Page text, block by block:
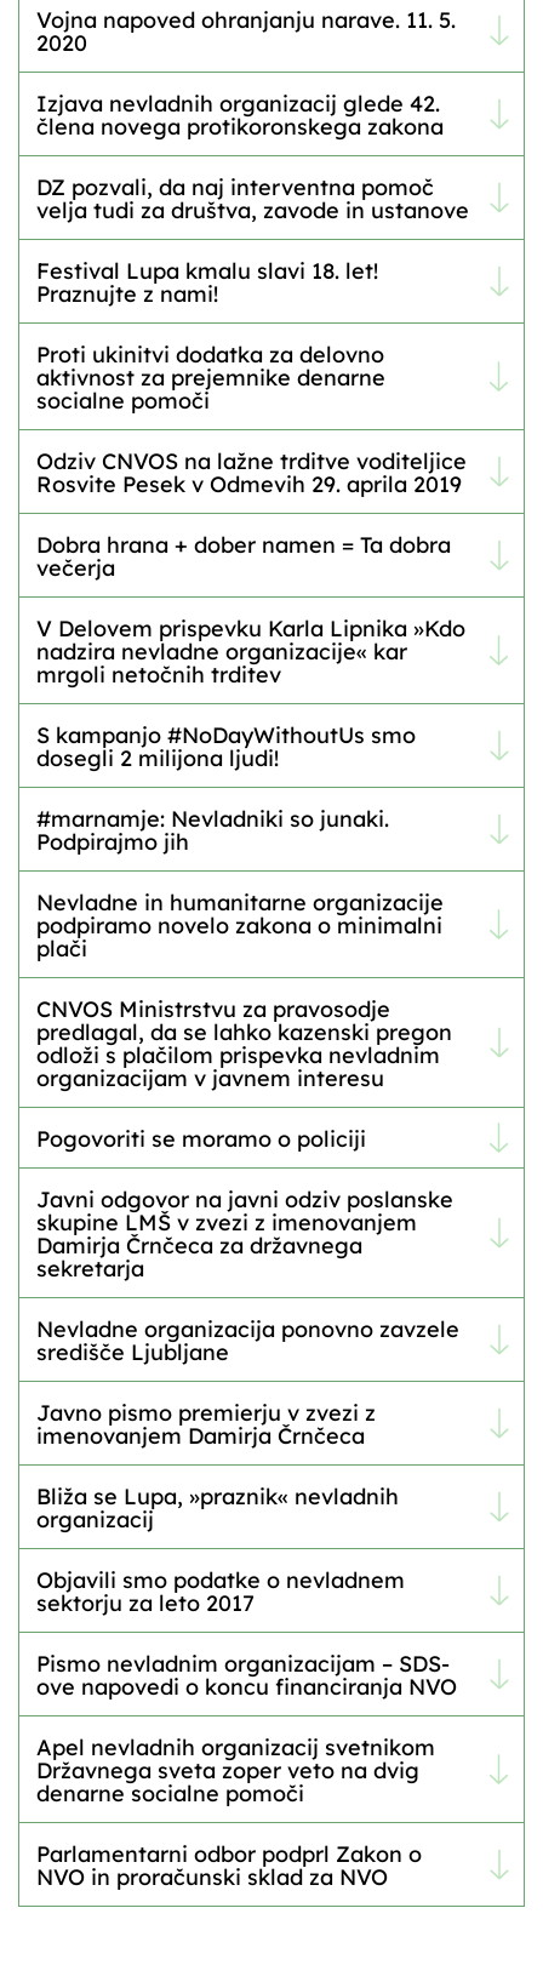
Vojna napoved ohranjanju narave. 11. 5.
2020
Izjava nevladnih organizacij glede 42.
člena novega protikoronskega zakona
DZ pozvali, da naj interventna pomoč
velja tudi za društva, zavode in ustanove
Festival Lupa kmalu slavi 18. let!
Praznujte z nami!
Proti ukinitvi dodatka za delovno
aktivnost za prejemnike denarne
socialne pomoči
Odziv CNVOS na lažne trditve voditeljice
Rosvite Pesek v Odmevih 29. aprila 2019
Dobra hrana + dober namen = Ta dobra
večerja
V Delovem prispevku Karla Lipnika »Kdo
nadzira nevladne organizacije« kar
mrgoli netočnih trditev
S kampanjo #NoDayWithoutUs smo
dosegli 2 milijona ljudi!
#marnamje: Nevladniki so junaki.
Podpirajmo jih
Nevladne in humanitarne organizacije
podpiramo novelo zakona o minimalni
plači
CNVOS Ministrstvu za pravosodje
predlagal, da se lahko kazenski pregon
odloži s plačilom prispevka nevladnim
organizacijam v javnem interesu
Pogovoriti se moramo o policiji
Javni odgovor na javni odziv poslanske
skupine LMŠ v zvezi z imenovanjem
Damirja Črnčeca za državnega
sekretarja
Nevladne organizacija ponovno zavzele
središče Ljubljane
Javno pismo premierju v zvezi z
imenovanjem Damirja Črnčeca
Bliža se Lupa, »praznik« nevladnih
organizacij
Objavili smo podatke o nevladnem
sektorju za leto 2017
Pismo nevladnim organizacijam – SDS-
ove napovedi o koncu financiranja NVO
Apel nevladnih organizacij svetnikom
Državnega sveta zoper veto na dvig
denarne socialne pomoči
Parlamentarni odbor podprl Zakon o
NVO in proračunski sklad za NVO